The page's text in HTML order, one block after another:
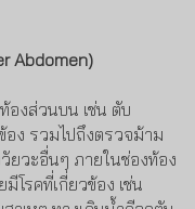
Abdomen)
งส่วนบน เช่น ตับ
อง รวมไปถึงตรวจม้าม
ยวะอื่นๆ ภายในช่องท้อง
โรคที่เกี่ยวข้อง เช่น